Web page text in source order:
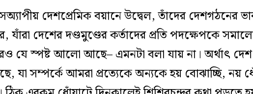
দেশপ্রেমিক বয়ানে উদ্বেল, তাঁদের দেশগঠনের
যাঁরা দেশের দণ্ডমুণ্ডের কর্তাদের প্রতি পদক্ষেপকে
যে স্পষ্ট আলো আছে– এমনটা বলা যায় না। অর্থাৎ
যা সম্পর্কে আমরা প্রত্যেকে অন্যকে হয় বোঝাচ্ছি, নয়